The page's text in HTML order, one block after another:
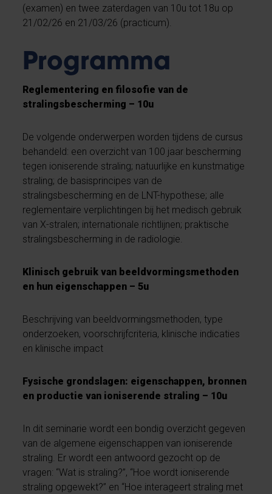
(examen) en twee zaterdagen van 10u tot 18u op
21/02/26 en 21/03/26 (practicum).
Programma
Reglementering en filosofie van de
stralingsbescherming – 10u
De volgende onderwerpen worden tijdens de cursus
behandeld: een overzicht van 100 jaar bescherming
tegen ioniserende straling; natuurlijke en kunstmatige
straling; de basisprincipes van de
stralingsbescherming en de LNT-hypothese; alle
reglementaire verplichtingen bij het medisch gebruik
van X-stralen; internationale richtlijnen; praktische
stralingsbescherming in de radiologie.
Klinisch gebruik van beeldvormingsmethoden
en hun eigenschappen – 5u
Beschrijving van beeldvormingsmethoden, type
onderzoeken, voorschrijfcriteria, klinische indicaties
en klinische impact
Fysische grondslagen: eigenschappen, bronnen
en productie van ioniserende straling – 10u
In dit seminarie wordt een bondig overzicht gegeven
van de algemene eigenschappen van ioniserende
straling. Er wordt een antwoord gezocht op de
vragen: “Wat is straling?”, “Hoe wordt ioniserende
straling opgewekt?” en “Hoe interageert straling met